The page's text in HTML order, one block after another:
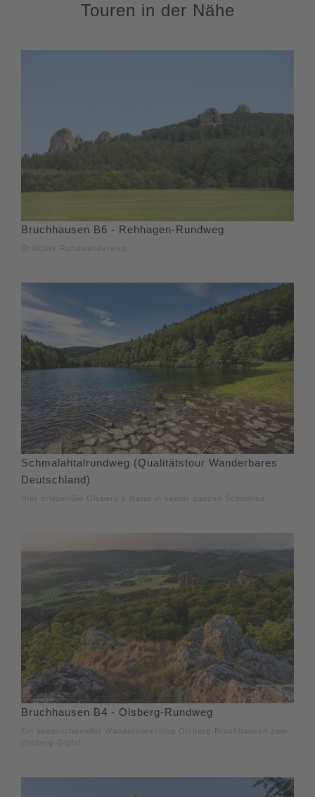
Touren in der Nähe
Bruchhausen B6 - Rehhagen-Rundweg
Örtlicher Rundwanderweg.
Schmalahtalrundweg (Qualitätstour Wanderbares
Deutschland)
Hier erlebenSie Olsberg s Natur in seiner ganzen Schönheit.
Bruchhausen B4 - Olsberg-Rundweg
Ein anspruchsvoller Wandervorschlag Olsberg-Bruchhausen zum
Olsberg-Gipfel.